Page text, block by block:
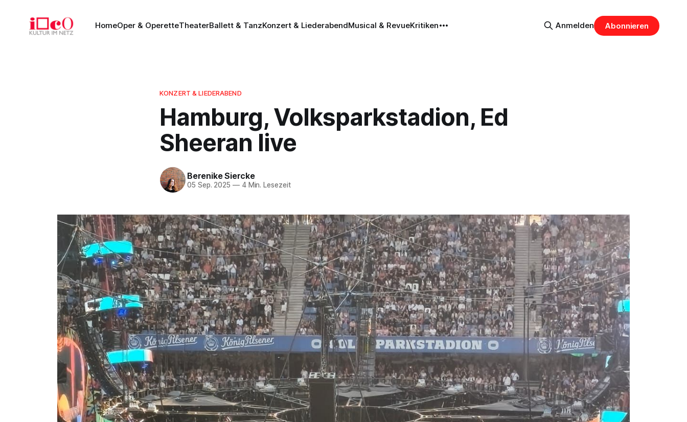
HomeOper & OperetteTheaterBallett & TanzKonzert & LiederabendMusical & RevueKritiken Anmelden Abonnieren
KONZERT & LIEDERABEND
Hamburg, Volksparkstadion, Ed
Sheeran live
Berenike Siercke
05 Sep. 2025 —4 Min. Lesezeit